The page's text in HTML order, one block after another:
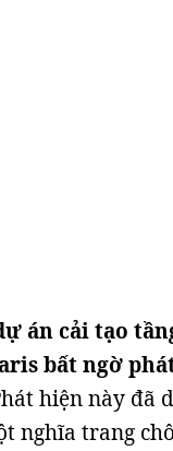
án cải tạo
bất ngờ
hiện này đã
nghĩa trang